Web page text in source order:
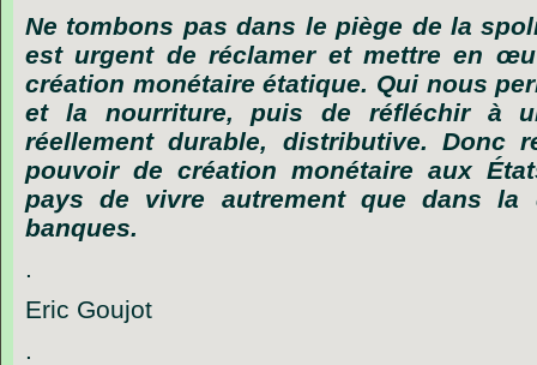
Ne tombons pas dans le piège de la
est urgent de réclamer et mettre en
création monétaire étatique. Qui nous
et la nourriture, puis de réfléchir à
réellement durable, distributive. Donc
pouvoir de création monétaire aux
pays de vivre autrement que dans la
banques.
.
Eric Goujot
.